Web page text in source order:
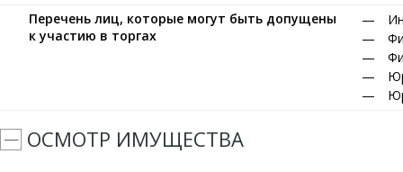
Перечень лиц, которые могут быть допущены
к участию в торгах
ОСМОТР ИМУЩЕСТВА